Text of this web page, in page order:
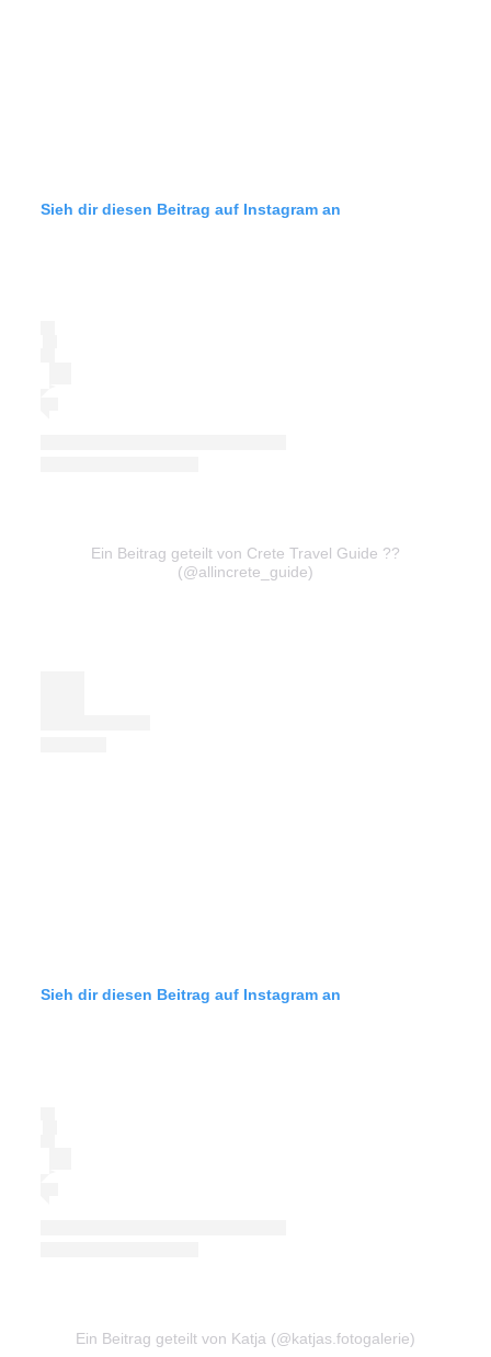
Sieh dir diesen Beitrag auf Instagram an
Ein Beitrag geteilt von Crete Travel Guide ??
(@allincrete_guide)
Sieh dir diesen Beitrag auf Instagram an
Ein Beitrag geteilt von Katja (@katjas.fotogalerie)